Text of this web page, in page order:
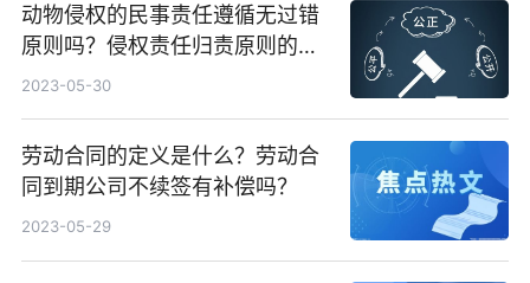
动物侵权的民事责任遵循无过错
原则吗？侵权责任归责原则的分
类
2023-05-30
劳动合同的定义是什么？劳动合
同到期公司不续签有补偿吗？
2023-05-29